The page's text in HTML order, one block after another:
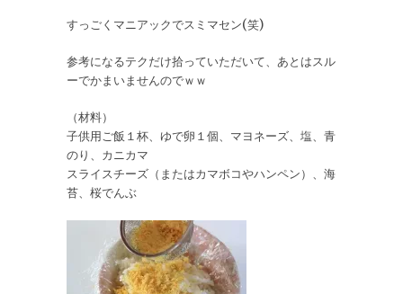
すっごくマニアックでスミマセン(笑)
参考になるテクだけ拾っていただいて、あとはスル
ーでかまいませんのでｗｗ
（材料）
子供用ご飯１杯、ゆで卵１個、マヨネーズ、塩、青
のり、カニカマ
スライスチーズ（またはカマボコやハンペン）、海
苔、桜でんぶ